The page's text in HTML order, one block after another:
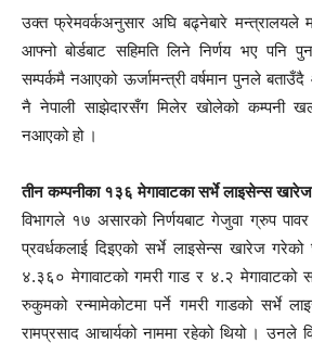
उक्त फ्रेमवर्कअनुसार अघि बढ्नेबारे मन्त्रालयले
आफ्नो बोर्डबाट सहिमति लिने निर्णय भए पनि
सम्पर्कमै नआएको ऊर्जामन्त्री वर्षमान पुनले
नै नेपाली साझेदारसँग मिलेर खोलेको कम्पनी
नआएको हो ।
तीन कम्पनीका १३६ मेगावाटका सर्भे लाइसेन्स खारेज
विभागले १७ असारको निर्णयबाट गेजुवा ग्रुप
प्रवर्धकलाई दिइएको सर्भे लाइसेन्स खारेज
४.३६० मेगावाटको गमरी गाड र ४.२ मेगावाटको
रुकुमको रन्मामेकोटमा पर्ने गमरी गाडको सर्भे
रामप्रसाद आचार्यको नाममा रहेको थियो ।